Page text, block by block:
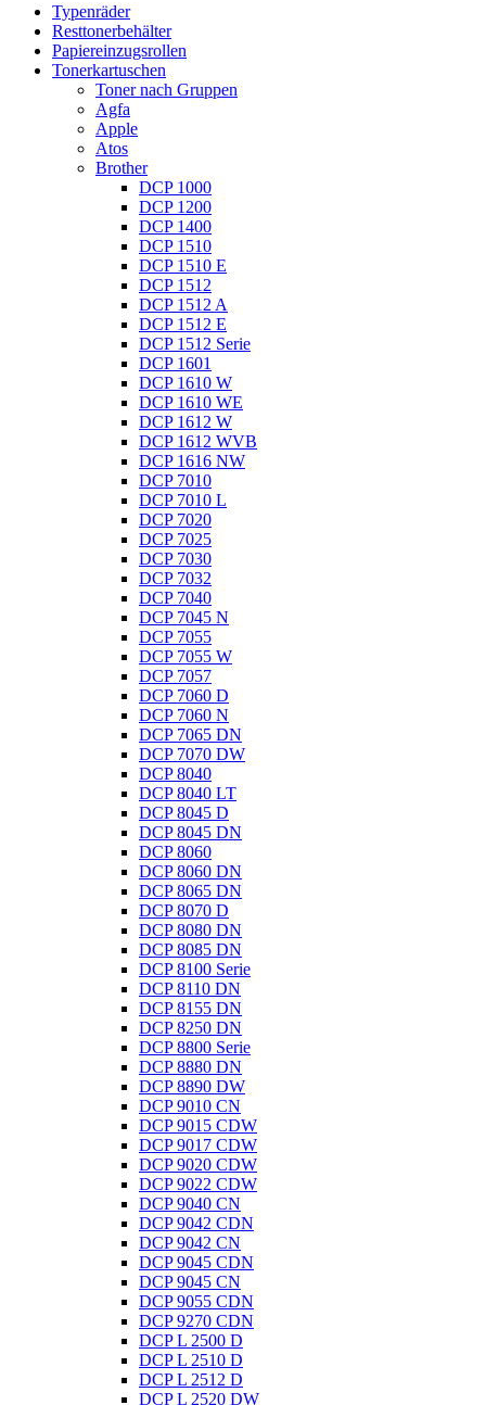
Typenräder
Resttonerbehälter
Papiereinzugsrollen
Tonerkartuschen
Toner nach Gruppen
Agfa
Apple
Atos
Brother
DCP 1000
DCP 1200
DCP 1400
DCP 1510
DCP 1510 E
DCP 1512
DCP 1512 A
DCP 1512 E
DCP 1512 Serie
DCP 1601
DCP 1610 W
DCP 1610 WE
DCP 1612 W
DCP 1612 WVB
DCP 1616 NW
DCP 7010
DCP 7010 L
DCP 7020
DCP 7025
DCP 7030
DCP 7032
DCP 7040
DCP 7045 N
DCP 7055
DCP 7055 W
DCP 7057
DCP 7060 D
DCP 7060 N
DCP 7065 DN
DCP 7070 DW
DCP 8040
DCP 8040 LT
DCP 8045 D
DCP 8045 DN
DCP 8060
DCP 8060 DN
DCP 8065 DN
DCP 8070 D
DCP 8080 DN
DCP 8085 DN
DCP 8100 Serie
DCP 8110 DN
DCP 8155 DN
DCP 8250 DN
DCP 8800 Serie
DCP 8880 DN
DCP 8890 DW
DCP 9010 CN
DCP 9015 CDW
DCP 9017 CDW
DCP 9020 CDW
DCP 9022 CDW
DCP 9040 CN
DCP 9042 CDN
DCP 9042 CN
DCP 9045 CDN
DCP 9045 CN
DCP 9055 CDN
DCP 9270 CDN
DCP L 2500 D
DCP L 2510 D
DCP L 2512 D
DCP L 2520 DW